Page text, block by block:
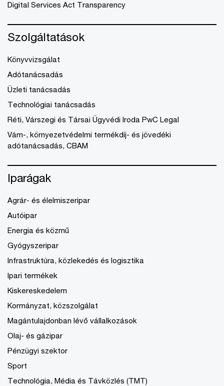
Digital Services Act Transparency
Szolgáltatások
Könyvvizsgálat
Adótanácsadás
Üzleti tanácsadás
Technológiai tanácsadás
Réti, Várszegi és Társai Ügyvédi Iroda PwC Legal
Vám-, környezetvédelmi termékdíj- és jövedéki
adótanácsadás, CBAM
Iparágak
Agrár- és élelmiszeripar
Autóipar
Energia és közmű
Gyógyszeripar
Infrastruktúra, közlekedés és logisztika
Ipari termékek
Kiskereskedelem
Kormányzat, közszolgálat
Magántulajdonban lévő vállalkozások
Olaj- és gázipar
Pénzügyi szektor
Sport
Technológia, Média és Távközlés (TMT)